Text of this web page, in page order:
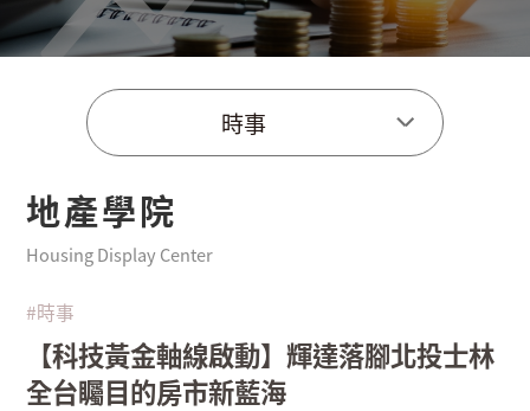
時事
地產學院
Housing Display Center
#時事
【科技黃金軸線啟動】輝達落腳北投士林
全台矚目的房市新藍海